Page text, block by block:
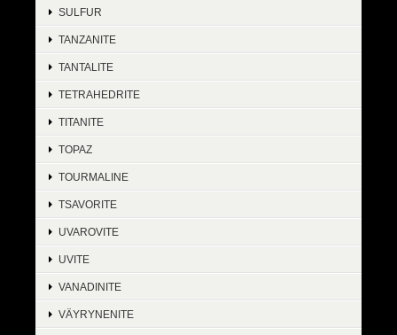
SULFUR
TANZANITE
TANTALITE
TETRAHEDRITE
TITANITE
TOPAZ
TOURMALINE
TSAVORITE
UVAROVITE
UVITE
VANADINITE
VÄYRYNENITE